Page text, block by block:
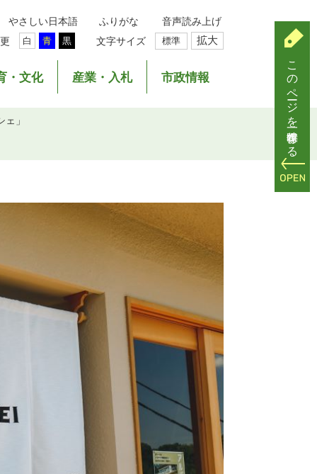
やさしい日本語 ふりがな
音声読み上げ
白 青 黒 文字サイズ 標準 拡大
・文化 産業・入札 市政情報
」 このページを一時保存する